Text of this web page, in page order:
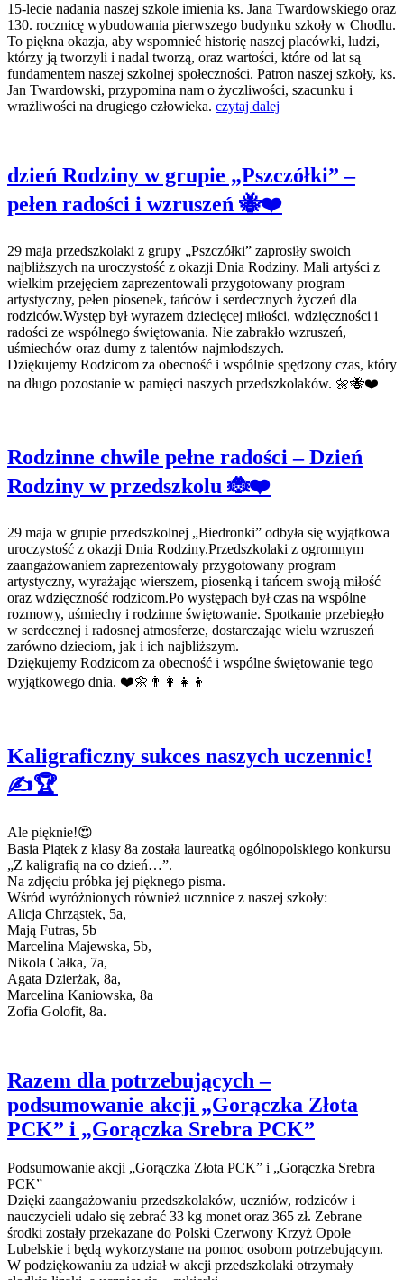
15-lecie nadania naszej szkole imienia ks. Jana Twardowskiego oraz
130. rocznicę wybudowania pierwszego budynku szkoły w Chodlu.
To piękna okazja, aby wspomnieć historię naszej placówki, ludzi,
którzy ją tworzyli i nadal tworzą, oraz wartości, które od lat są
fundamentem naszej szkolnej społeczności. Patron naszej szkoły, ks.
Jan Twardowski, przypomina nam o życzliwości, szacunku i
wrażliwości na drugiego człowieka. czytaj dalej
dzień Rodziny w grupie „Pszczółki” –
pełen radości i wzruszeń 🐝❤️
29 maja przedszkolaki z grupy „Pszczółki” zaprosiły swoich
najbliższych na uroczystość z okazji Dnia Rodziny. Mali artyści z
wielkim przejęciem zaprezentowali przygotowany program
artystyczny, pełen piosenek, tańców i serdecznych życzeń dla
rodziców.Występ był wyrazem dziecięcej miłości, wdzięczności i
radości ze wspólnego świętowania. Nie zabrakło wzruszeń,
uśmiechów oraz dumy z talentów najmłodszych.
Dziękujemy Rodzicom za obecność i wspólnie spędzony czas, który
na długo pozostanie w pamięci naszych przedszkolaków. 🌼🐝❤️
Rodzinne chwile pełne radości – Dzień
Rodziny w przedszkolu 🐞❤️
29 maja w grupie przedszkolnej „Biedronki” odbyła się wyjątkowa
uroczystość z okazji Dnia Rodziny.Przedszkolaki z ogromnym
zaangażowaniem zaprezentowały przygotowany program
artystyczny, wyrażając wierszem, piosenką i tańcem swoją miłość
oraz wdzięczność rodzicom.Po występach był czas na wspólne
rozmowy, uśmiechy i rodzinne świętowanie. Spotkanie przebiegło
w serdecznej i radosnej atmosferze, dostarczając wielu wzruszeń
zarówno dzieciom, jak i ich najbliższym.
Dziękujemy Rodzicom za obecność i wspólne świętowanie tego
wyjątkowego dnia. ❤️🌼👨‍👩‍👧‍👦
Kaligraficzny sukces naszych uczennic!
✍️🏆
Ale pięknie!😍
Basia Piątek z klasy 8a została laureatką ogólnopolskiego konkursu
„Z kaligrafią na co dzień…”.
Na zdjęciu próbka jej pięknego pisma.
Wśród wyróżnionych również ucznnice z naszej szkoły:
Alicja Chrząstek, 5a,
Mają Futras, 5b
Marcelina Majewska, 5b,
Nikola Całka, 7a,
Agata Dzierżak, 8a,
Marcelina Kaniowska, 8a
Zofia Golofit, 8a.
Razem dla potrzebujących –
podsumowanie akcji „Gorączka Złota
PCK” i „Gorączka Srebra PCK”
Podsumowanie akcji „Gorączka Złota PCK” i „Gorączka Srebra
PCK”
Dzięki zaangażowaniu przedszkolaków, uczniów, rodziców i
nauczycieli udało się zebrać 33 kg monet oraz 365 zł. Zebrane
środki zostały przekazane do Polski Czerwony Krzyż Opole
Lubelskie i będą wykorzystane na pomoc osobom potrzebującym.
W podziękowaniu za udział w akcji przedszkolaki otrzymały